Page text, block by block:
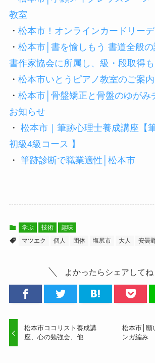
教室
・ 松本市！オンラインカードリーデ
・ 松本市│書を愉しもう 書道全般
書作家協会に所属し、級・段取得も
・ 松本市いとうピアノ教室のご案内
・ 松本市│骨盤矯正と骨盤のゆがみ
お知らせ
・ 松本市｜筆跡心理士養成講座【
初級4級コース 】
・ 筆跡診断で職業適性│松本市
学ぶ 技術
趣味
マツエク
個人 団体 塩尻市 大人 安曇
よかったらシェアしてね
松本市ココリスト養成講
座、心の勉強会、他
松本市│願
ンガ編み